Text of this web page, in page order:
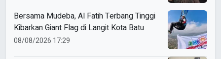
Bersama Mudeba, Al Fatih Terbang Tinggi
Kibarkan Giant Flag di Langit Kota Batu
08/08/2026 17:29